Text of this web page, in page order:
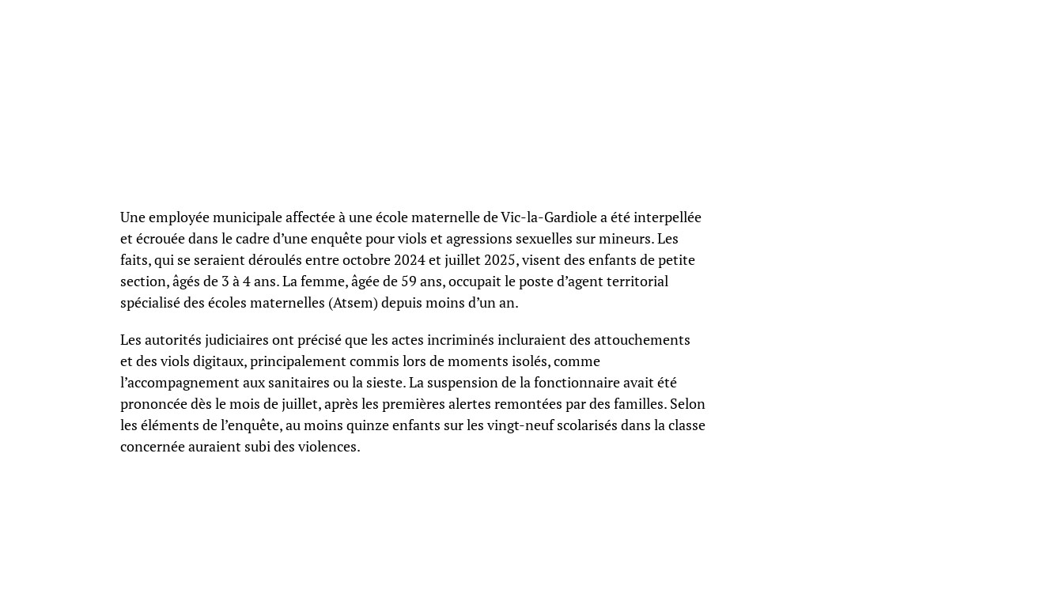
Une employée municipale affectée à une école maternelle de Vic-la-Gardiole a été interpellée
et écrouée dans le cadre d’une enquête pour viols et agressions sexuelles sur mineurs. Les
faits, qui se seraient déroulés entre octobre 2024 et juillet 2025, visent des enfants de petite
section, âgés de 3 à 4 ans. La femme, âgée de 59 ans, occupait le poste d’agent territorial
spécialisé des écoles maternelles (Atsem) depuis moins d’un an.
Les autorités judiciaires ont précisé que les actes incriminés incluraient des attouchements
et des viols digitaux, principalement commis lors de moments isolés, comme
l’accompagnement aux sanitaires ou la sieste. La suspension de la fonctionnaire avait été
prononcée dès le mois de juillet, après les premières alertes remontées par des familles. Selon
les éléments de l’enquête, au moins quinze enfants sur les vingt-neuf scolarisés dans la classe
concernée auraient subi des violences.